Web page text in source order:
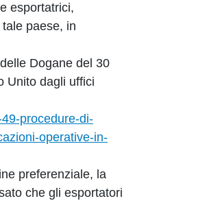
esportatrici,
paese, in
Dogane del 30
Unito dagli uffici
procedure-di-
operative-in-
preferenziale, la
che gli esportatori